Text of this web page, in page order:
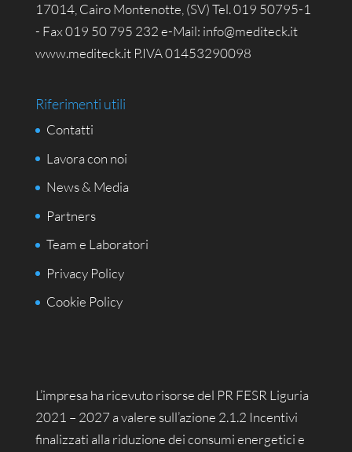
17014, Cairo Montenotte, (SV) Tel. 019 50795-1
- Fax 019 50 795 232 e-Mail: info@mediteck.it
www.mediteck.it P.IVA 01453290098
Riferimenti utili
Contatti
Lavora con noi
News & Media
Partners
Team e Laboratori
Privacy Policy
Cookie Policy
L’impresa ha ricevuto risorse del PR FESR Liguria
2021 – 2027 a valere sull’azione 2.1.2 Incentivi
finalizzati alla riduzione dei consumi energetici e